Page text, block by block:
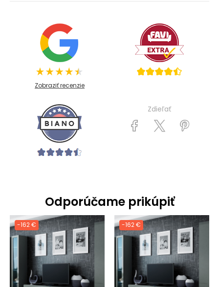
Zobraziť recenzie
Zdieľať
Odporúčame prikúpiť
-162 € -162 €